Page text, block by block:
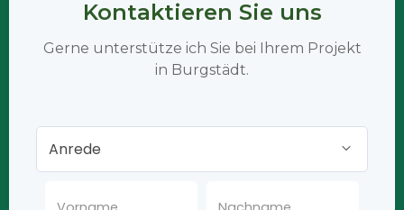
Kontaktieren Sie uns
Gerne unterstütze ich Sie bei Ihrem Projekt
in Burgstädt.